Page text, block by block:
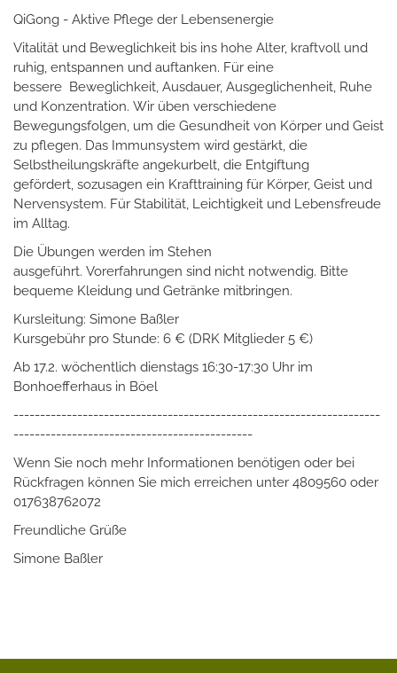
QiGong - Aktive Pflege der Lebensenergie
Vitalität und Beweglichkeit bis ins hohe Alter, kraftvoll und
ruhig, entspannen und auftanken. Für eine
bessere Beweglichkeit, Ausdauer, Ausgeglichenheit, Ruhe
und Konzentration. Wir üben verschiedene
Bewegungsfolgen, um die Gesundheit von Körper und Geist
zu pflegen. Das Immunsystem wird gestärkt, die
Selbstheilungskräfte angekurbelt, die Entgiftung
gefördert, sozusagen ein Krafttraining für Körper, Geist und
Nervensystem. Für Stabilität, Leichtigkeit und Lebensfreude
im Alltag.
Die Übungen werden im Stehen
ausgeführt. Vorerfahrungen sind nicht notwendig. Bitte
bequeme Kleidung und Getränke mitbringen.
Kursleitung: Simone Baßler
Kursgebühr pro Stunde: 6 € (DRK Mitglieder 5 €)
Ab 17.2. wöchentlich dienstags 16:30-17:30 Uhr im
Bonhoefferhaus in Böel
---------------------------------------------------------------------
---------------------------------------------
Wenn Sie noch mehr Informationen benötigen oder bei
Rückfragen können Sie mich erreichen unter 4809560 oder
017638762072
Freundliche Grüße
Simone Baßler